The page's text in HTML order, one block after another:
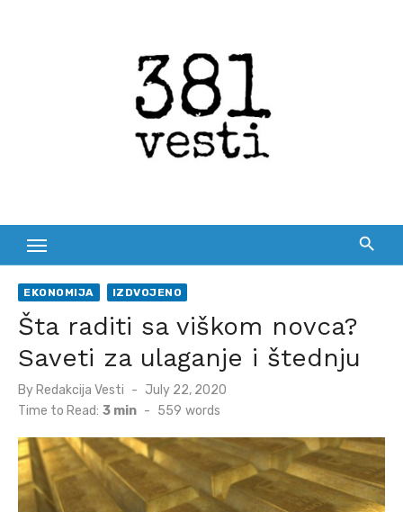
EKONOMIJA IZDVOJENO
Šta raditi sa viškom novca?
Saveti za ulaganje i štednju
By Redakcija Vesti
Posted
July 22, 2020
Time to Read: 3 min - 559 words